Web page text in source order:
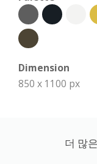
Dimension
850 x 1100 px
더 많